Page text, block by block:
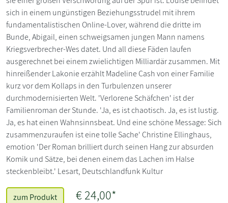
sich in einem ungünstigen Beziehungsstrudel mit ihrem
fundamentalistischen Online-Lover, während die dritte im
Bunde, Abigail, einen schweigsamen jungen Mann namens
Kriegsverbrecher-Wes datet. Und all diese Fäden laufen
ausgerechnet bei einem zwielichtigen Milliardär zusammen. Mit
hinreißender Lakonie erzählt Madeline Cash von einer Familie
kurz vor dem Kollaps in den Turbulenzen unserer
durchmodernisierten Welt. 'Verlorene Schäfchen' ist der
Familienroman der Stunde. 'Ja, es ist chaotisch. Ja, es ist lustig.
Ja, es hat einen Wahnsinnsbeat. Und eine schöne Message: Sich
zusammenzuraufen ist eine tolle Sache' Christine Ellinghaus,
emotion 'Der Roman brilliert durch seinen Hang zur absurden
Komik und Sätze, bei denen einem das Lachen im Halse
steckenbleibt.' Lesart, Deutschlandfunk Kultur
zum Produkt € 24,00*